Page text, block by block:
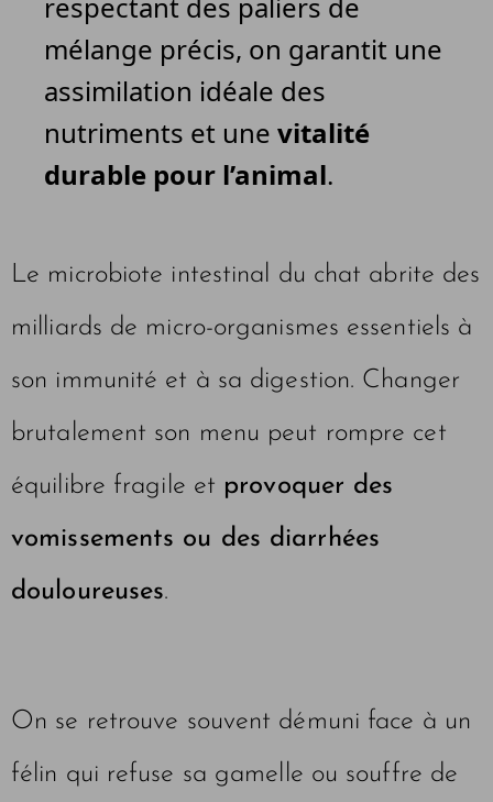
respectant des paliers de
mélange précis, on garantit une
assimilation idéale des
nutriments et une vitalité
durable pour l’animal.
Le microbiote intestinal du chat abrite des
milliards de micro-organismes essentiels à
son immunité et à sa digestion. Changer
brutalement son menu peut rompre cet
équilibre fragile et provoquer des
vomissements ou des diarrhées
douloureuses.
On se retrouve souvent démuni face à un
félin qui refuse sa gamelle ou souffre de